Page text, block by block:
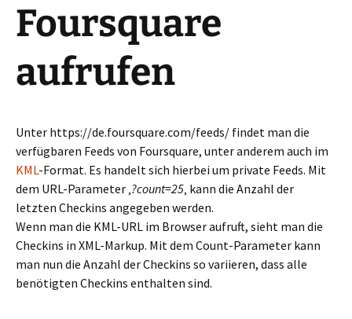
Foursquare
aufrufen
Unter https://de.foursquare.com/feeds/ findet man die
verfügbaren Feeds von Foursquare, unter anderem auch im
KML-Format. Es handelt sich hierbei um private Feeds. Mit
dem URL-Parameter ‚?count=25‚ kann die Anzahl der
letzten Checkins angegeben werden.
Wenn man die KML-URL im Browser aufruft, sieht man die
Checkins in XML-Markup. Mit dem Count-Parameter kann
man nun die Anzahl der Checkins so variieren, dass alle
benötigten Checkins enthalten sind.